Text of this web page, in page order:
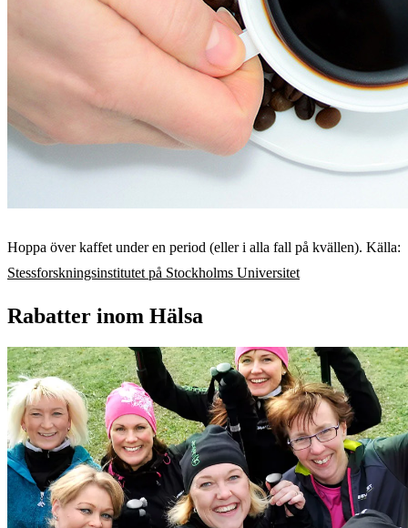
Hoppa över kaffet under en period (eller i alla fall på kvällen). Källa:
Stessforskningsinstitutet på Stockholms Universitet
Rabatter inom Hälsa